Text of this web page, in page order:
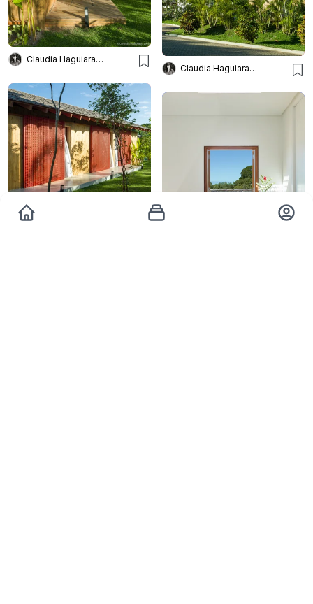
Claudia Haguiara Arquitetura
Claudia Haguiara Arquitetura